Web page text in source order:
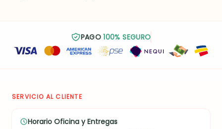
PAGO100% SEGURO
SERVICIO AL CLIENTE
Horario Oficina y Entregas